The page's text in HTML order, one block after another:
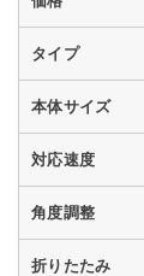
タイプ
本体サイズ
対応速度
角度調整
折りたたみ